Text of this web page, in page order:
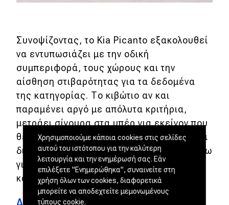
Συνοψίζοντας, το Kia Picanto εξακολουθεί
να εντυπωσιάζει με την οδική
συμπεριφορά, τους χώρους και την
αίσθηση στιβαρότητας για τα δεδομένα
της κατηγορίας. Το κιβώτιο αν και
παραμένει αργό με απόλυτα κριτήρια,
μετράει σίγουρα στα υπέρ για εκείνον που
θέλει απόλυτη ευκολία οδήγησης και είναι
διατεθειμένος να πληρώσει κάτι παραπάνω
γι’ αυτό, χωρίς να ανεβάζει σημαντικά την
κατανάλωση.
Διαμορφώστε το δικό σας Kia Picanto
Χρησιμοποιούμε κάποια cookies στις σελίδες
αυτού του ιστότοπου για την καλύτερη
λειτουργία και την ενημέρωσή σας. Εάν
επιλέξετε "Ενημερώθηκα", συναινείτε στη
χρήση όλων των cookies, διαφορετικά
μπορείτε να αποδεχτείτε μεμονωμένους
τύπους cookie.